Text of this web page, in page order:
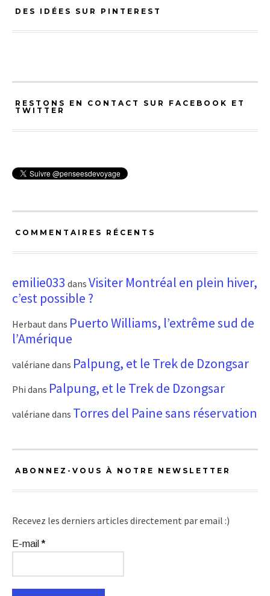
DES IDÉES SUR PINTEREST
RESTONS EN CONTACT SUR FACEBOOK ET
TWITTER
COMMENTAIRES RÉCENTS
emilie033 dans Visiter Montréal en plein hiver,
c’est possible ?
Herbaut dans Puerto Williams, l’extrême sud de
l’Amérique
valériane dans Palpung, et le Trek de Dzongsar
Phi dans Palpung, et le Trek de Dzongsar
valériane dans Torres del Paine sans réservation
ABONNEZ-VOUS À NOTRE NEWSLETTER
Recevez les derniers articles directement par email :)
E-mail*